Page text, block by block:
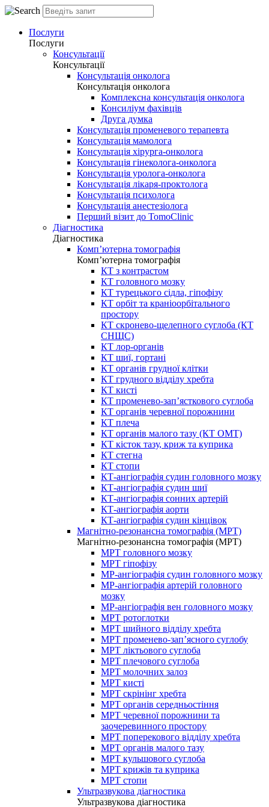
Послуги
Послуги
Консультації
Консультації
Консультація онколога
Консультація онколога
Комплексна консультація онколога
Консиліум фахівців
Друга думка
Консультація променевого терапевта
Консультація мамолога
Консультація хірурга-онколога
Консультація гінеколога-онколога
Консультація уролога-онколога
Консультація лікаря-проктолога
Консультація психолога
Консультація анестезіолога
Перший візит до TomoClinic
Діагностика
Діагностика
Комп’ютерна томографія
Комп’ютерна томографія
КТ з контрастом
КТ головного мозку
КТ турецького сідла, гіпофізу
КТ орбіт та краніоорбітального
простору
КТ скронево-щелепного суглоба (КТ
СНЩС)
КТ лор-органів
КТ шиї, гортані
КТ органів грудної клітки
КТ грудного відділу хребта
КТ кисті
КТ променево-зап’ясткового суглоба
КТ органів черевної порожнини
КТ плеча
КТ органів малого тазу (КТ ОМТ)
КТ кісток тазу, криж та куприка
КТ стегна
КТ стопи
КТ-ангіографія судин головного мозку
КТ-ангіографія судин шиї
КТ-ангіографія сонних артерій
КТ-ангіографія аорти
КТ-ангіографія судин кінцівок
Магнітно-резонансна томографія (МРТ)
Магнітно-резонансна томографія (МРТ)
МРТ головного мозку
МРТ гіпофізу
МР-ангіографія судин головного мозку
МР-ангіографія артерій головного
мозку
МР-ангіографія вен головного мозку
МРТ ротоглотки
МРТ шийного відділу хребта
МРТ променево-зап’ясного суглобу
МРТ ліктьового суглоба
МРТ плечового суглоба
МРТ молочних залоз
МРТ кисті
МРТ скрінінг хребта
МРТ органів середньостіння
МРТ черевної порожнини та
заочеревинного простору
МРТ поперекового відділу хребта
МРТ органів малого тазу
МРТ кульшового суглоба
МРТ крижів та куприка
МРТ стопи
Ультразвукова діагностика
Ультразвукова діагностика